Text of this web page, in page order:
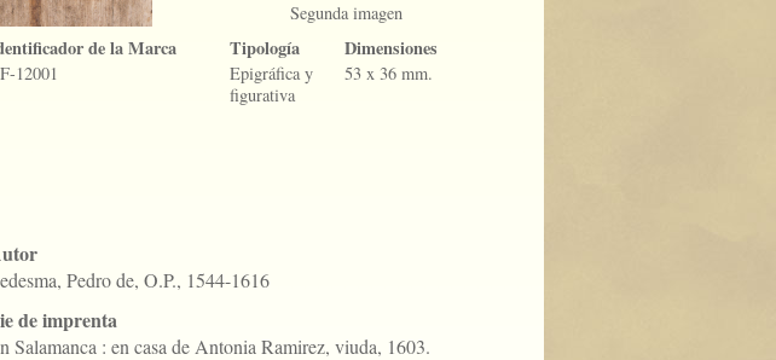
Segunda imagen
de la Marca
12001
Tipología
Epigráfica y
figurativa
Dimensiones
53 x 36 mm.
Pedro de, O.P., 1544-1616
de imprenta
Salamanca : en casa de Antonia Ramirez, viuda, 1603.